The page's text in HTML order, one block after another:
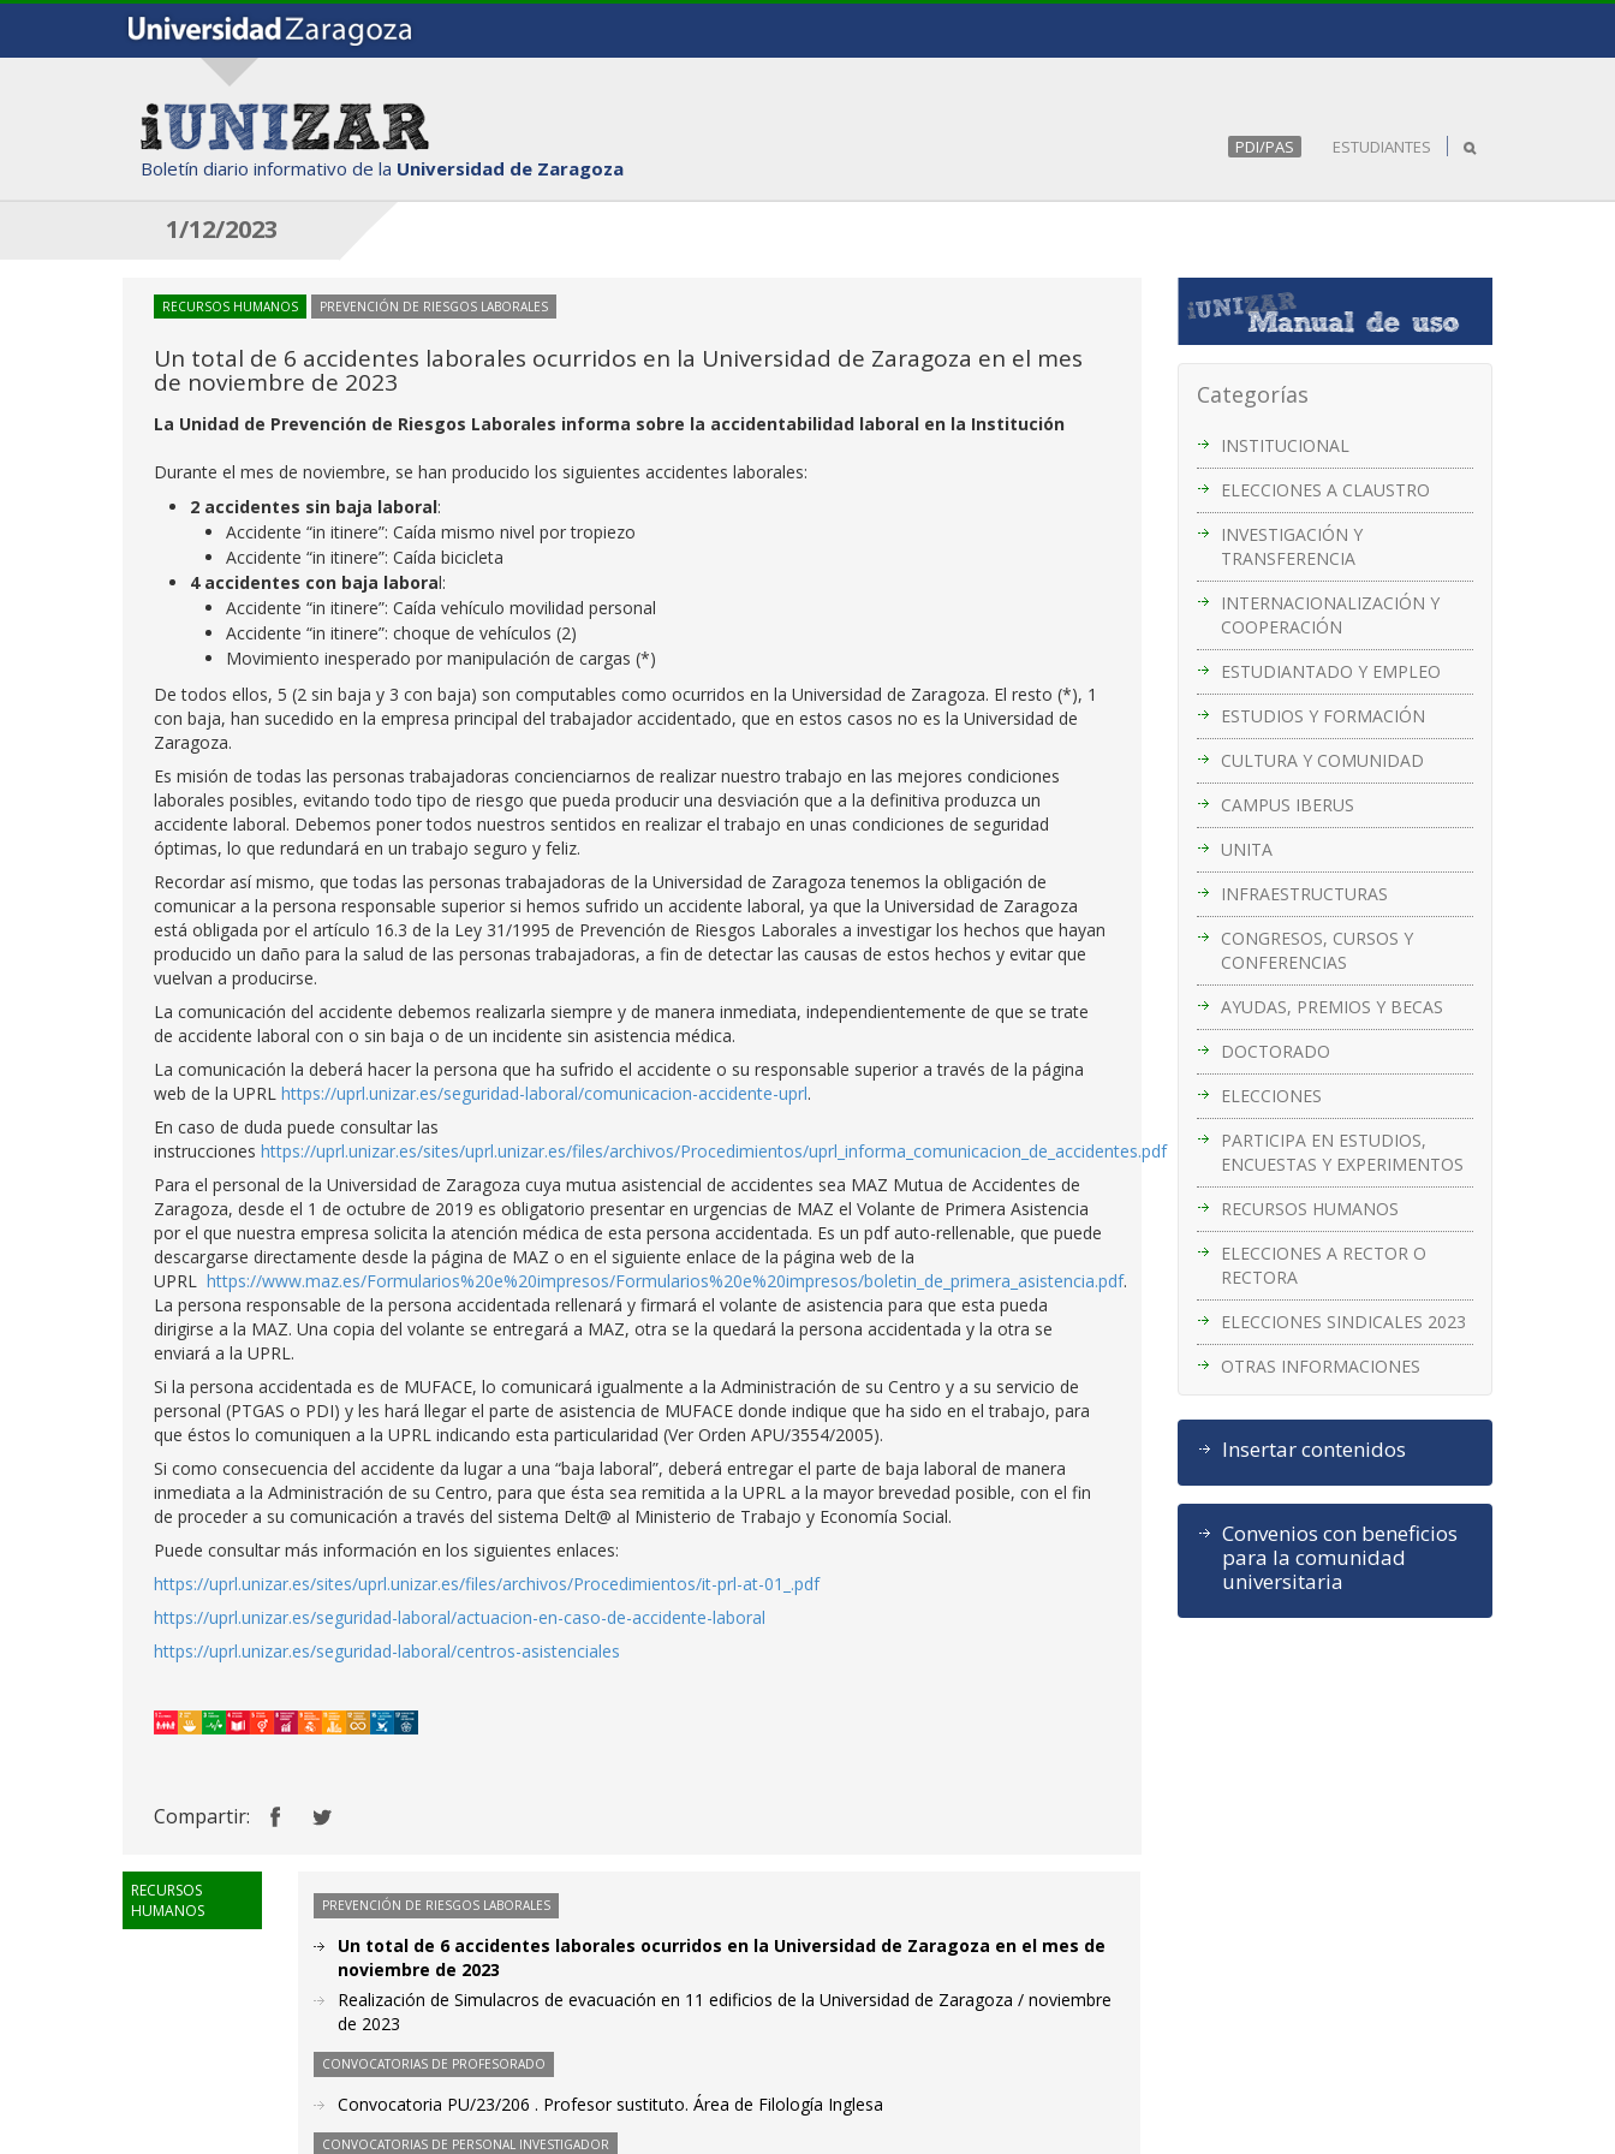
Boletín diario informativo de la Universidad de Zaragoza
PDI/PAS ESTUDIANTES
1/12/2023
Categorías
INSTITUCIONAL
ELECCIONES A CLAUSTRO
INVESTIGACIÓN Y
TRANSFERENCIA
INTERNACIONALIZACIÓN Y
COOPERACIÓN
ESTUDIANTADO Y EMPLEO
ESTUDIOS Y FORMACIÓN
CULTURA Y COMUNIDAD
CAMPUS IBERUS
UNITA
INFRAESTRUCTURAS
CONGRESOS, CURSOS Y
CONFERENCIAS
AYUDAS, PREMIOS Y BECAS
DOCTORADO
ELECCIONES
PARTICIPA EN ESTUDIOS,
ENCUESTAS Y EXPERIMENTOS
RECURSOS HUMANOS
ELECCIONES A RECTOR O
RECTORA
ELECCIONES SINDICALES 2023
OTRAS INFORMACIONES
Insertar contenidos
Convenios con beneficios
para la comunidad
universitaria
RECURSOS HUMANOS PREVENCIÓN DE RIESGOS LABORALES
Un total de 6 accidentes laborales ocurridos en la Universidad de Zaragoza en el mes
de noviembre de 2023
La Unidad de Prevención de Riesgos Laborales informa sobre la accidentabilidad laboral en la Institución
Durante el mes de noviembre, se han producido los siguientes accidentes laborales:
2 accidentes sin baja laboral:
Accidente “in itinere”: Caída mismo nivel por tropiezo
Accidente “in itinere”: Caída bicicleta
4 accidentes con baja laboral:
Accidente “in itinere”: Caída vehículo movilidad personal
Accidente “in itinere”: choque de vehículos (2)
Movimiento inesperado por manipulación de cargas (*)
De todos ellos, 5 (2 sin baja y 3 con baja) son computables como ocurridos en la Universidad de Zaragoza. El resto (*), 1
con baja, han sucedido en la empresa principal del trabajador accidentado, que en estos casos no es la Universidad de
Zaragoza.
Es misión de todas las personas trabajadoras concienciarnos de realizar nuestro trabajo en las mejores condiciones
laborales posibles, evitando todo tipo de riesgo que pueda producir una desviación que a la definitiva produzca un
accidente laboral. Debemos poner todos nuestros sentidos en realizar el trabajo en unas condiciones de seguridad
óptimas, lo que redundará en un trabajo seguro y feliz.
Recordar así mismo, que todas las personas trabajadoras de la Universidad de Zaragoza tenemos la obligación de
comunicar a la persona responsable superior si hemos sufrido un accidente laboral, ya que la Universidad de Zaragoza
está obligada por el artículo 16.3 de la Ley 31/1995 de Prevención de Riesgos Laborales a investigar los hechos que hayan
producido un daño para la salud de las personas trabajadoras, a fin de detectar las causas de estos hechos y evitar que
vuelvan a producirse.
La comunicación del accidente debemos realizarla siempre y de manera inmediata, independientemente de que se trate
de accidente laboral con o sin baja o de un incidente sin asistencia médica.
La comunicación la deberá hacer la persona que ha sufrido el accidente o su responsable superior a través de la página
web de la UPRL https://uprl.unizar.es/seguridad-laboral/comunicacion-accidente-uprl.
En caso de duda puede consultar las
instrucciones https://uprl.unizar.es/sites/uprl.unizar.es/files/archivos/Procedimientos/uprl_informa_comunicacion_de_accidentes.pdf
Para el personal de la Universidad de Zaragoza cuya mutua asistencial de accidentes sea MAZ Mutua de Accidentes de
Zaragoza, desde el 1 de octubre de 2019 es obligatorio presentar en urgencias de MAZ el Volante de Primera Asistencia
por el que nuestra empresa solicita la atención médica de esta persona accidentada. Es un pdf auto-rellenable, que puede
descargarse directamente desde la página de MAZ o en el siguiente enlace de la página web de la
UPRL https://www.maz.es/Formularios%20e%20impresos/Formularios%20e%20impresos/boletin_de_primera_asistencia.pdf.
La persona responsable de la persona accidentada rellenará y firmará el volante de asistencia para que esta pueda
dirigirse a la MAZ. Una copia del volante se entregará a MAZ, otra se la quedará la persona accidentada y la otra se
enviará a la UPRL.
Si la persona accidentada es de MUFACE, lo comunicará igualmente a la Administración de su Centro y a su servicio de
personal (PTGAS o PDI) y les hará llegar el parte de asistencia de MUFACE donde indique que ha sido en el trabajo, para
que éstos lo comuniquen a la UPRL indicando esta particularidad (Ver Orden APU/3554/2005).
Si como consecuencia del accidente da lugar a una “baja laboral”, deberá entregar el parte de baja laboral de manera
inmediata a la Administración de su Centro, para que ésta sea remitida a la UPRL a la mayor brevedad posible, con el fin
de proceder a su comunicación a través del sistema Delt@ al Ministerio de Trabajo y Economía Social.
Puede consultar más información en los siguientes enlaces:
https://uprl.unizar.es/sites/uprl.unizar.es/files/archivos/Procedimientos/it-prl-at-01_.pdf
https://uprl.unizar.es/seguridad-laboral/actuacion-en-caso-de-accidente-laboral
https://uprl.unizar.es/seguridad-laboral/centros-asistenciales
Compartir:
RECURSOS
HUMANOS
PREVENCIÓN DE RIESGOS LABORALES
Un total de 6 accidentes laborales ocurridos en la Universidad de Zaragoza en el mes de
noviembre de 2023
Realización de Simulacros de evacuación en 11 edificios de la Universidad de Zaragoza / noviembre
de 2023
CONVOCATORIAS DE PROFESORADO
Convocatoria PU/23/206 . Profesor sustituto. Área de Filología Inglesa
CONVOCATORIAS DE PERSONAL INVESTIGADOR